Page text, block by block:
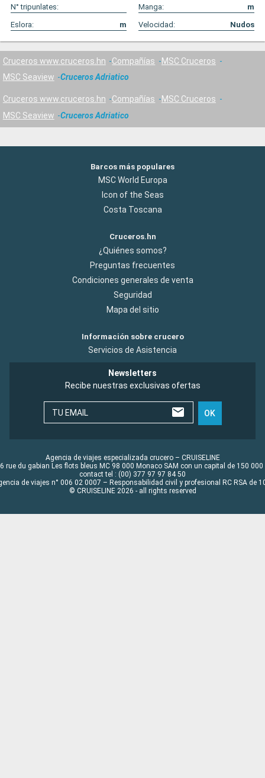
N° tripunlates:
Manga:
m
Eslora:
m Velocidad: Nudos
Cruceros www.cruceros.hn Compañías
MSC Cruceros
MSC Seaview
Cruceros Adriatico
Cruceros www.cruceros.hn Compañías
MSC Cruceros
MSC Seaview
Cruceros Adriatico
Barcos más populares
MSC World Europa
Icon of the Seas
Costa Toscana
Cruceros.hn
¿Quiénes somos?
Preguntas frecuentes
Condiciones generales de venta
Seguridad
Mapa del sitio
Información sobre crucero
Servicios de Asistencia
Newsletters
Recibe nuestras exclusivas ofertas
TU EMAIL OK
Agencia de viajes especializada crucero – CRUISELINE
rue du gabian Les flots bleus MC 98 000 Monaco SAM con un capital de 150 000
contact tel : (00) 377 97 97 84 50
de viajes n° 006 02 0007 – Responsabilidad civil y profesional RC RSA de
© CRUISELINE 2026 - all rights reserved